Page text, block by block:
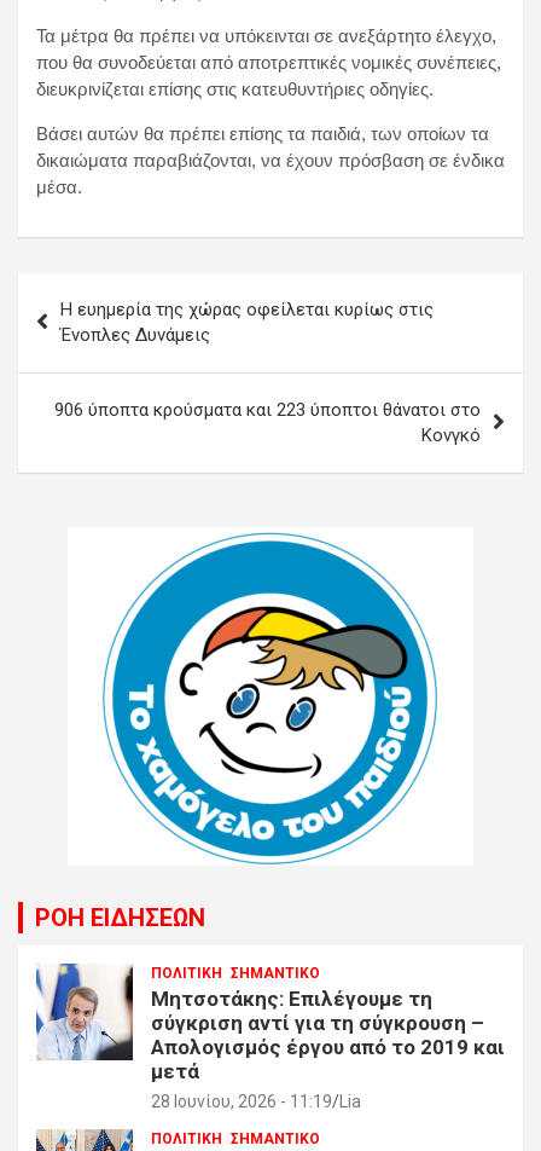
Τα μέτρα θα πρέπει να υπόκεινται σε ανεξάρτητο έλεγχο,
που θα συνοδεύεται από αποτρεπτικές νομικές συνέπειες,
διευκρινίζεται επίσης στις κατευθυντήριες οδηγίες.
Βάσει αυτών θα πρέπει επίσης τα παιδιά, των οποίων τα
δικαιώματα παραβιάζονται, να έχουν πρόσβαση σε ένδικα
μέσα.
άρθρων
Η ευημερία της χώρας οφείλεται κυρίως στις
Ένοπλες Δυνάμεις
906 ύποπτα κρούσματα και 223 ύποπτοι θάνατοι στο
Κονγκό
ΡΟΗ ΕΙΔΗΣΕΩΝ
ΠΟΛΙΤΙΚΗ ΣΗΜΑΝΤΙΚΟ
Μητσοτάκης: Επιλέγουμε τη
σύγκριση αντί για τη σύγκρουση –
Απολογισμός έργου από το 2019 και
μετά
28 Ιουνίου, 2026 - 11:19 Lia
ΠΟΛΙΤΙΚΗ ΣΗΜΑΝΤΙΚΟ